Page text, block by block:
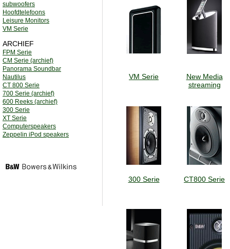
subwoofers
Hoofdtelefoons
Leisure Monitors
VM Serie
ARCHIEF
FPM Serie
CM Serie (archief)
Panorama Soundbar
Nautilus
CT 800 Serie
700 Serie (archief)
600 Reeks (archief)
300 Serie
XT Serie
Computerspeakers
Zeppelin iPod speakers
VM Serie
New Media
streaming
300 Serie CT800 Serie